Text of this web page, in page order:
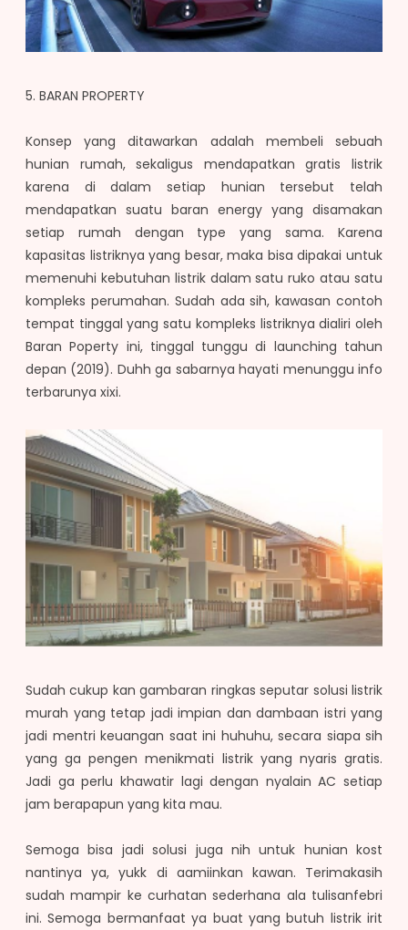
5. BARAN PROPERTY
Konsep yang ditawarkan adalah membeli sebuah
hunian rumah, sekaligus mendapatkan gratis listrik
karena di dalam setiap hunian tersebut telah
mendapatkan suatu baran energy yang disamakan
setiap rumah dengan type yang sama. Karena
kapasitas listriknya yang besar, maka bisa dipakai untuk
memenuhi kebutuhan listrik dalam satu ruko atau satu
kompleks perumahan. Sudah ada sih, kawasan contoh
tempat tinggal yang satu kompleks listriknya dialiri oleh
Baran Poperty ini, tinggal tunggu di launching tahun
depan (2019). Duhh ga sabarnya hayati menunggu info
terbarunya xixi.
Sudah cukup kan gambaran ringkas seputar solusi listrik
murah yang tetap jadi impian dan dambaan istri yang
jadi mentri keuangan saat ini huhuhu, secara siapa sih
yang ga pengen menikmati listrik yang nyaris gratis.
Jadi ga perlu khawatir lagi dengan nyalain AC setiap
jam berapapun yang kita mau.
Semoga bisa jadi solusi juga nih untuk hunian kost
nantinya ya, yukk di aamiinkan kawan. Terimakasih
sudah mampir ke curhatan sederhana ala tulisanfebri
ini. Semoga bermanfaat ya buat yang butuh listrik irit